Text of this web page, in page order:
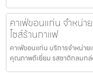
คาเฟ่ขอนแก่น จำหน่
ไชส์ร้านกาแฟ
คาเฟ่ขอนแก่น บริการจำหน่า
คุณภาพดีเยี่ยม รสชาติกลมกล่